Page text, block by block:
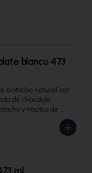
blanco 473
pistacho natural con
de chocolate
y trocitos de
473 ml, rinde 4
ml